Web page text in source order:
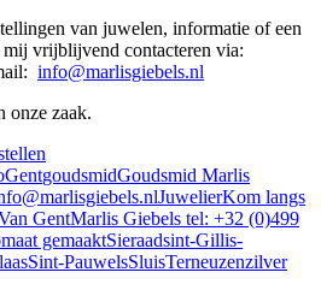
van juwelen, informatie of een
vrijblijvend contacteren via:
info@marlisgiebels.nl
onze zaak.
GentgoudsmidGoudsmid Marlis
JuwelierKom langs
GentMarlis Giebels tel: +32 (0)499
gemaaktSieraadsint-Gillis-
Sint-PauwelsSluisTerneuzenzilver